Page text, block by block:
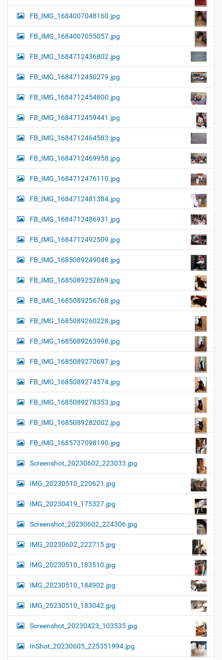
FB_IMG_1684007048160.jpg
FB_IMG_1684007055057.jpg
FB_IMG_1684712436802.jpg
FB_IMG_1684712450279.jpg
FB_IMG_1684712454800.jpg
FB_IMG_1684712459441.jpg
FB_IMG_1684712464583.jpg
FB_IMG_1684712469958.jpg
FB_IMG_1684712476110.jpg
FB_IMG_1684712481384.jpg
FB_IMG_1684712486931.jpg
FB_IMG_1684712492509.jpg
FB_IMG_1685089249048.jpg
FB_IMG_1685089252869.jpg
FB_IMG_1685089256768.jpg
FB_IMG_1685089260228.jpg
FB_IMG_1685089263998.jpg
FB_IMG_1685089270697.jpg
FB_IMG_1685089274574.jpg
FB_IMG_1685089278353.jpg
FB_IMG_1685089282002.jpg
FB_IMG_1685737098190.jpg
Screenshot_20230602_223033.jpg
IMG_20230510_220621.jpg
IMG_20230419_175327.jpg
Screenshot_20230602_224306.jpg
IMG_20230602_222715.jpg
IMG_20230510_183510.jpg
IMG_20230510_184902.jpg
IMG_20230510_183042.jpg
Screenshot_20230423_103535.jpg
InShot_20230605_225351994.jpg